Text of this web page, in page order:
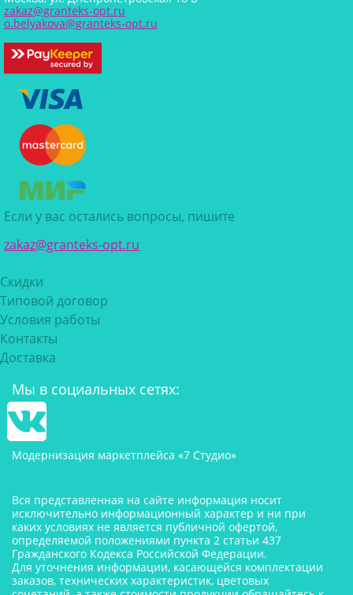
zakaz@granteks-opt.ru
o.belyakova@granteks-opt.ru
Если у вас остались вопросы, пишите
zakaz@granteks-opt.ru
Скидки
Типовой договор
Условия работы
Контакты
Доставка
Мы в социальных сетях:
Модернизация маркетплейса «7 Студио»
Вся представленная на сайте информация носит
исключительно информационный характер и ни при
каких условиях не является публичной офертой,
определяемой положениями пункта 2 статьи 437
Гражданского Кодекса Российской Федерации.
Для уточнения информации, касающейся комплектации
заказов, технических характеристик, цветовых